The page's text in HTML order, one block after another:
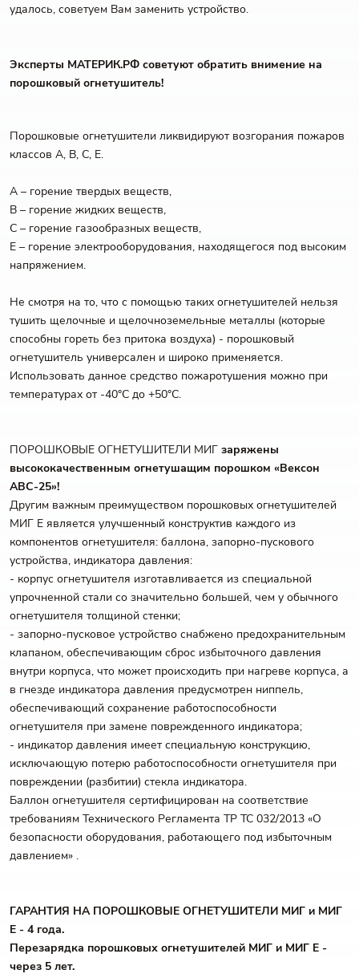
удалось, советуем Вам заменить устройство.
Эксперты МАТЕРИК.РФ советуют обратить внимение на
порошковый огнетушитель!
Порошковые огнетушители ликвидируют возгорания пожаров
классов А, В, С, Е.
А – горение твердых веществ,
В – горение жидких веществ,
С – горение газообразных веществ,
Е – горение электрооборудования, находящегося под высоким
напряжением.
Не смотря на то, что с помощью таких огнетушителей нельзя
тушить щелочные и щелочноземельные металлы (которые
способны гореть без притока воздуха) - порошковый
огнетушитель универсален и широко применяется.
Использовать данное средство пожаротушения можно при
температурах от -40°С до +50°С.
ПОРОШКОВЫЕ ОГНЕТУШИТЕЛИ МИГ заряжены
высококачественным огнетушащим порошком «Вексон
АВС-25»!
Другим важным преимуществом порошковых огнетушителей
МИГ Е является улучшенный конструктив каждого из
компонентов огнетушителя: баллона, запорно-пускового
устройства, индикатора давления:
- корпус огнетушителя изготавливается из специальной
упрочненной стали со значительно большей, чем у обычного
огнетушителя толщиной стенки;
- запорно-пусковое устройство снабжено предохранительным
клапаном, обеспечивающим сброс избыточного давления
внутри корпуса, что может происходить при нагреве корпуса, а
в гнезде индикатора давления предусмотрен ниппель,
обеспечивающий сохранение работоспособности
огнетушителя при замене поврежденного индикатора;
- индикатор давления имеет специальную конструкцию,
исключающую потерю работоспособности огнетушителя при
повреждении (разбитии) стекла индикатора.
Баллон огнетушителя сертифицирован на соответствие
требованиям Технического Регламента ТР ТС 032/2013 «О
безопасности оборудования, работающего под избыточным
давлением» .
ГАРАНТИЯ НА ПОРОШКОВЫЕ ОГНЕТУШИТЕЛИ МИГ и МИГ
Е - 4 года.
Перезарядка порошковых огнетушителей МИГ и МИГ Е -
через 5 лет.